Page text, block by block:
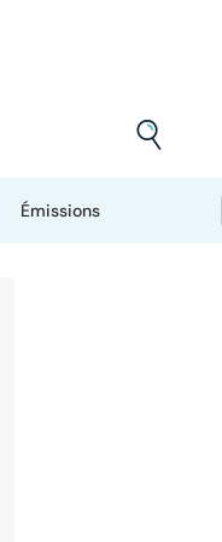
Émissions